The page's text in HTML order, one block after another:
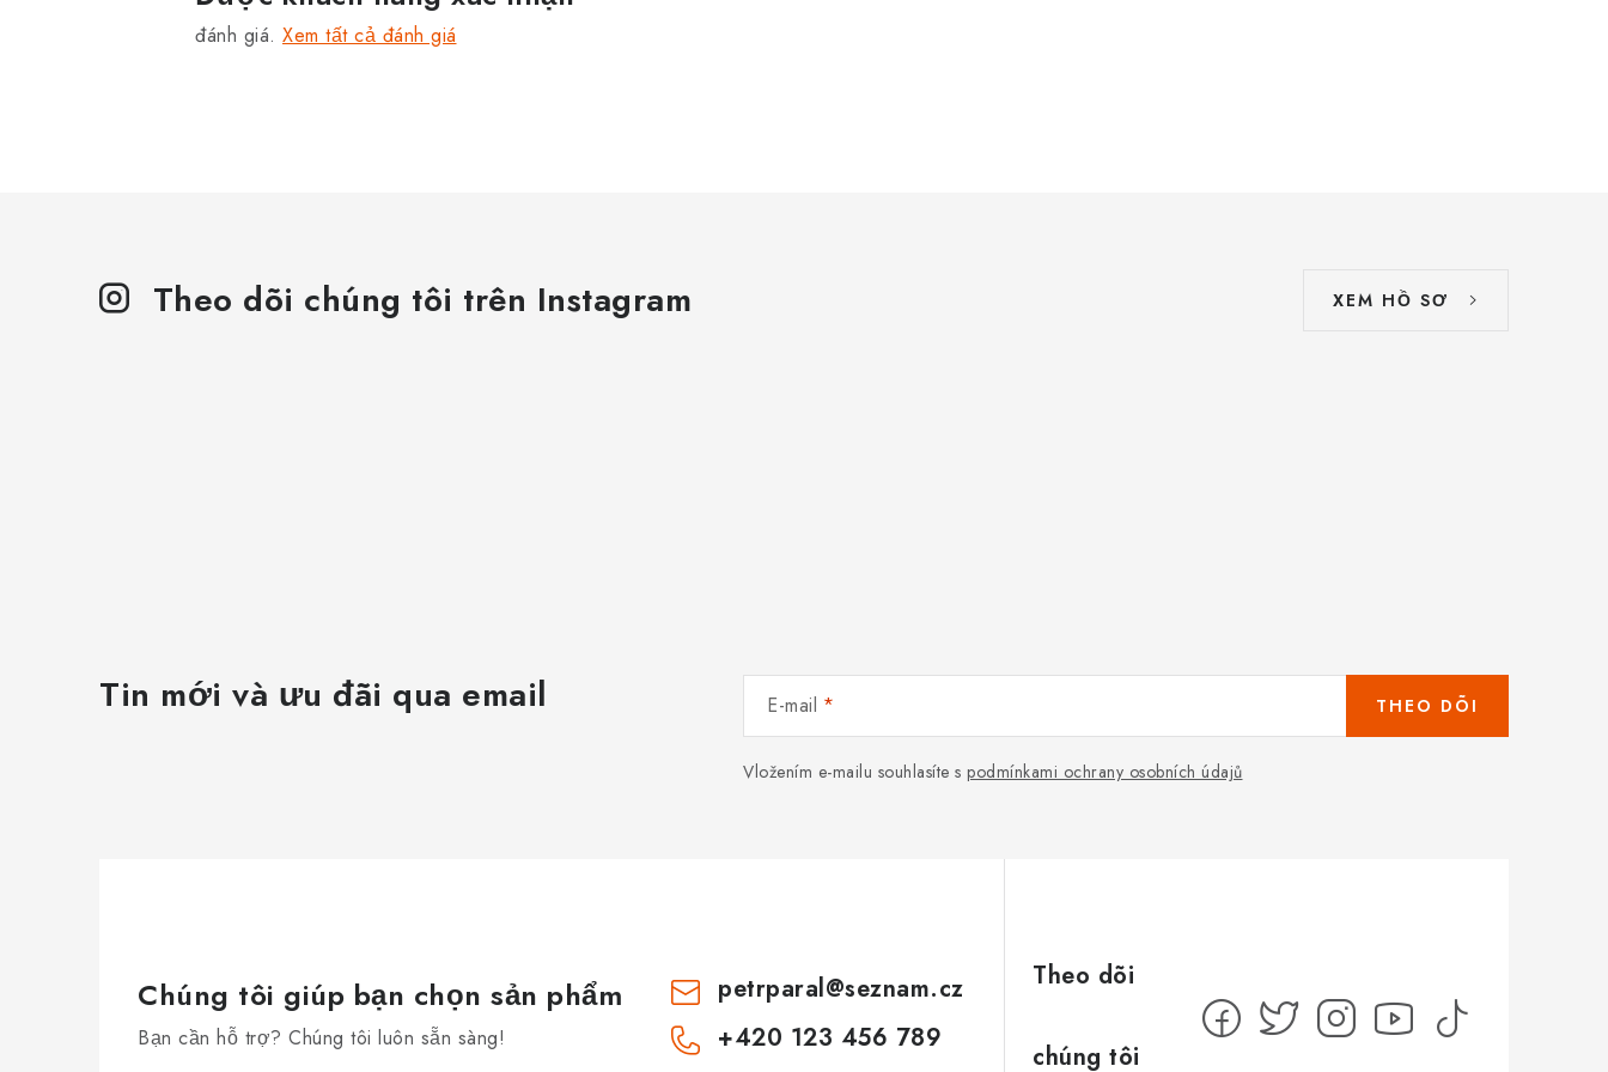
đánh giá. Xem tất cả đánh giá
Theo dõi chúng tôi trên Instagram XEM HỒ SƠ
Tin mới và ưu đãi qua email E-mail
Vložením e-mailu souhlasíte s podmínkami ochrany osobních údajů
THEO DÕI
Chúng tôi giúp bạn chọn sản phẩm
Bạn cần hỗ trợ? Chúng tôi luôn sẵn sàng!
petrparal@seznam.cz
+420 123 456 789